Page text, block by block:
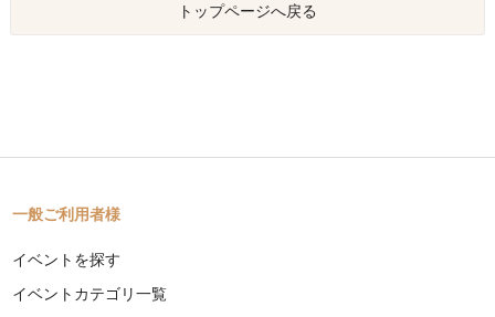
トップページへ戻る
一般ご利用者様
イベントを探す
イベントカテゴリ一覧